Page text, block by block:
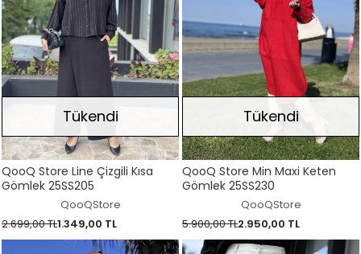
Tükendi
QooQ Store Line Çizgili Kısa
Gömlek 25SS205
QooQStore
2.699,00 TL1.349,00 TL
Tükendi
QooQ Store Min Maxi Keten
Gömlek 25SS230
QooQStore
5.900,00 TL2.950,00 TL